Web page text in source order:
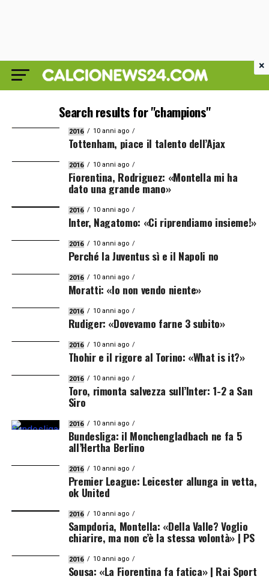
Search results for "champions"
2016 10 anni ago
Tottenham, piace il talento dell’Ajax
2016 10 anni ago
Fiorentina, Rodriguez: «Montella mi ha
dato una grande mano»
2016 10 anni ago
Inter, Nagatomo: «Ci riprendiamo insieme!»
2016 10 anni ago
Perché la Juventus sì e il Napoli no
2016 10 anni ago
Moratti: «Io non vendo niente»
2016 10 anni ago
Rudiger: «Dovevamo farne 3 subito»
2016 10 anni ago
Thohir e il rigore al Torino: «What is it?»
2016 10 anni ago
Toro, rimonta salvezza sull’Inter: 1-2 a San
Siro
2016 10 anni ago
Bundesliga: il Monchengladbach ne fa 5
all’Hertha Berlino
2016 10 anni ago
Premier League: Leicester allunga in vetta,
ok United
2016 10 anni ago
Sampdoria, Montella: «Della Valle? Voglio
chiarire, ma non c’è la stessa volontà» | PS
2016 10 anni ago
Sousa: «La Fiorentina fa fatica» | Rai Sport
×